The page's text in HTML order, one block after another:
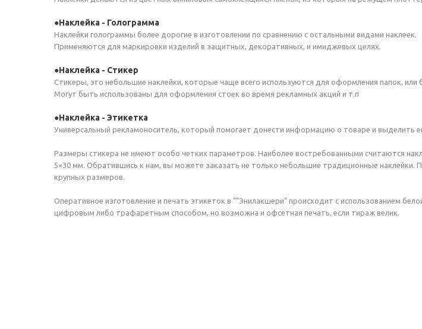
Наклейка - Голограмма
Наклейки голограммы более дорогие в изготовлении по сравнению с остальными видами наклеек.
Применяются для маркировки изделий в защитных, декоративных, и имиджевых целях.
Наклейка - Стикер
Стикеры, это небольшие наклейки, которые чаще всего используются для оформления папок, или
Могут быть использованы для оформления стоек во время рекламных акций и т.п
Наклейка - Этикетка
Универсальный рекламоноситель, который помогает донести информацию о товаре и выделить
Размеры стикера не имеют особо четких параметров. Наиболее востребованными считаются
5×30 мм. Обратившись к нам, вы можете заказать не только небольшие традиционные
крупных размеров.
Оперативное изготовление и печать этикеток в ""Энилакшери" происходит с использованием
цифровым либо трафаретным способом, но возможна и офсетная печать, если тираж велик.